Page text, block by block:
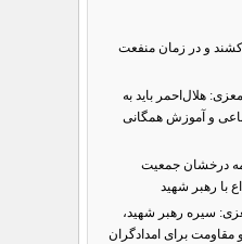
و در زمان منفعت
هلال‌احمر باید به
و آموزش همگانی
درخشان جمعیت
با رهبر شهید
سیره رهبر شهید،
برای امدادگران